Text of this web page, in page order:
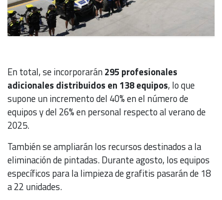
En total, se incorporarán295 profesionales
adicionales distribuidos en 138 equipos, lo que
supone un incremento del 40% en el número de
equipos y del 26% en personal respecto al verano de
2025.
También se ampliarán los recursos destinados a la
eliminación de pintadas. Durante agosto, los equipos
específicos para la limpieza de grafitis pasarán de 18
a 22 unidades.